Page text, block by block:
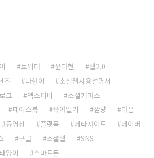
트위터 윤다현
웹2.0
즈
다현이
소셜웹사용설명서
그 엑스티비
소셜커머스
페이스북 육아일기 깜냥
다음
동영상 플랫폼 메타사이트
네이버
구글 소셜웹
SNS
태양이 스마트폰